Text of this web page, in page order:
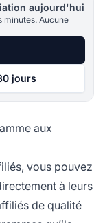
aujourd'hui
minutes. Aucune
jours
aux
vous pouvez
à leurs
de qualité